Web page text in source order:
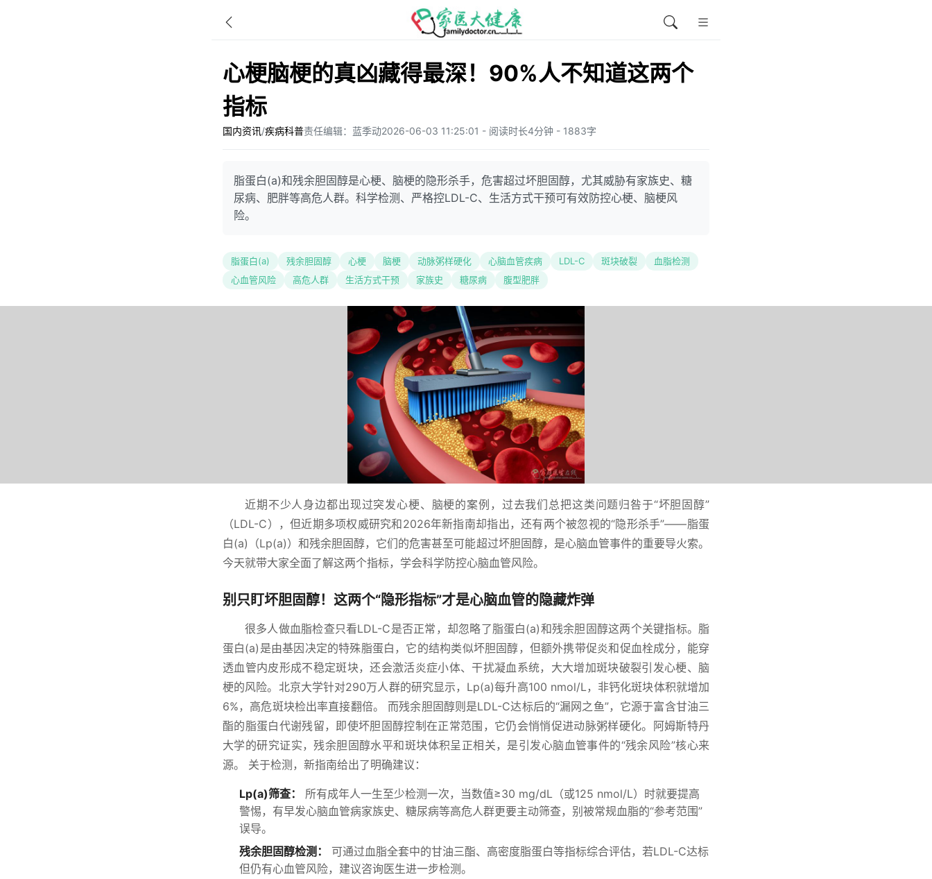
心梗脑梗的真凶藏得最深！90%人不知道这两个
指标
国内资讯/疾病科普责任编辑：蓝季动2026-06-03 11:25:01 - 阅读时长4分钟 - 1883字
脂蛋白(a)和残余胆固醇是心梗、脑梗的隐形杀手，危害超过坏胆固醇，尤其威胁有家族史、糖
尿病、肥胖等高危人群。科学检测、严格控LDL-C、生活方式干预可有效防控心梗、脑梗风
险。
脂蛋白(a) 残余胆固醇 心梗 脑梗 动脉粥样硬化 心脑血管疾病 LDL-C 斑块破裂
血脂检测
心血管风险
高危人群 生活方式干预 家族史 糖尿病 腹型肥胖
近期不少人身边都出现过突发心梗、脑梗的案例，过去我们总把这类问题归咎于“坏胆固醇”
（LDL-C），但近期多项权威研究和2026年新指南却指出，还有两个被忽视的“隐形杀手”——脂蛋
白(a)（Lp(a)）和残余胆固醇，它们的危害甚至可能超过坏胆固醇，是心脑血管事件的重要导火索。
今天就带大家全面了解这两个指标，学会科学防控心脑血管风险。
别只盯坏胆固醇！这两个“隐形指标”才是心脑血管的隐藏炸弹
很多人做血脂检查只看LDL-C是否正常，却忽略了脂蛋白(a)和残余胆固醇这两个关键指标。脂
蛋白(a)是由基因决定的特殊脂蛋白，它的结构类似坏胆固醇，但额外携带促炎和促血栓成分，能穿
透血管内皮形成不稳定斑块，还会激活炎症小体、干扰凝血系统，大大增加斑块破裂引发心梗、脑
梗的风险。北京大学针对290万人群的研究显示，Lp(a)每升高100 nmol/L，非钙化斑块体积就增加
6%，高危斑块检出率直接翻倍。 而残余胆固醇则是LDL-C达标后的“漏网之鱼”，它源于富含甘油三
酯的脂蛋白代谢残留，即使坏胆固醇控制在正常范围，它仍会悄悄促进动脉粥样硬化。阿姆斯特丹
大学的研究证实，残余胆固醇水平和斑块体积呈正相关，是引发心脑血管事件的“残余风险”核心来
源。 关于检测，新指南给出了明确建议：
Lp(a)筛查：
所有成年人一生至少检测一次，当数值≥30 mg/dL（或125 nmol/L）时就要提高
警惕，有早发心脑血管病家族史、糖尿病等高危人群更要主动筛查，别被常规血脂的“参考范围”
误导。
残余胆固醇检测：
可通过血脂全套中的甘油三酯、高密度脂蛋白等指标综合评估，若LDL-C达标
但仍有心血管风险，建议咨询医生进一步检测。